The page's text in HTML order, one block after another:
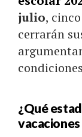
julio,
cerrarán
¿Qué